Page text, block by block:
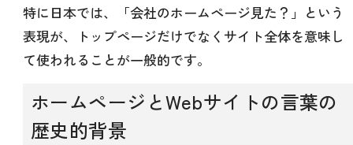
特に日本では、「会社のホームページ見た？」という
表現が、トップページだけでなくサイト全体を意味し
て使われることが一般的です。
ホームページとWebサイトの言葉の
歴史的背景